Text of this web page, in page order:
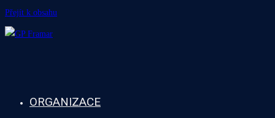
Přejít k obsahu
ORGANIZACE